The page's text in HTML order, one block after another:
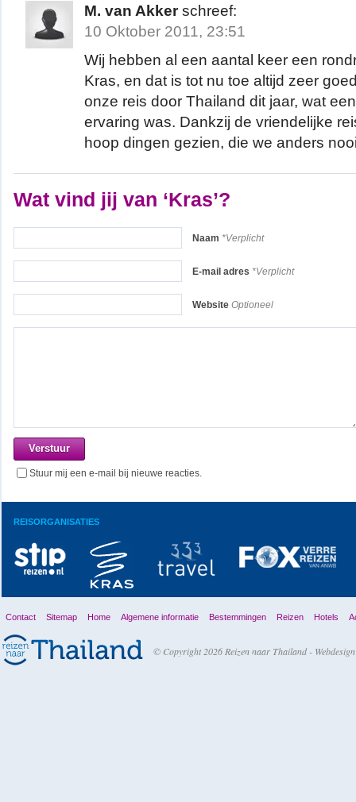
M. van Akkerschreef:
10 Oktober 2011, 23:51
Wij hebben al een aantal keer een
Kras, en dat is tot nu toe altijd zeer
onze reis door Thailand dit jaar, wat
ervaring was. Dankzij de vriendelijke
hoop dingen gezien, die we anders
Wat vind jij van ‘Kras’?
Naam *Verplicht
E-mail adres *Verplicht
Website Optioneel
Stuur mij een e-mail bij nieuwe reacties.
REISORGANISATIES
Contact Sitemap Home Algemene informatie Bestemmingen Reizen Hotels
© Copyright 2026 Reizen naar Thailand - Webdesign